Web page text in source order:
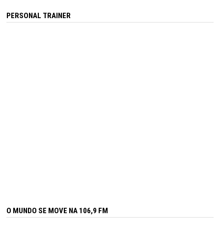
PERSONAL TRAINER
O MUNDO SE MOVE NA 106,9 FM